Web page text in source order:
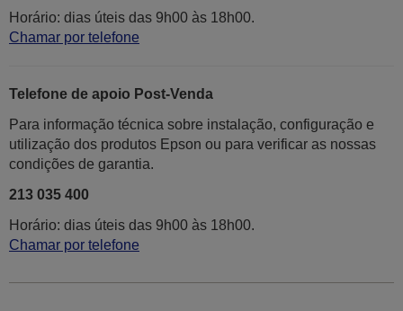
Horário: dias úteis das 9h00 às 18h00.
Chamar por telefone
Telefone de apoio Post-Venda
Para informação técnica sobre instalação, configuração e
utilização dos produtos Epson ou para verificar as nossas
condições de garantia.
213 035 400
Horário: dias úteis das 9h00 às 18h00.
Chamar por telefone